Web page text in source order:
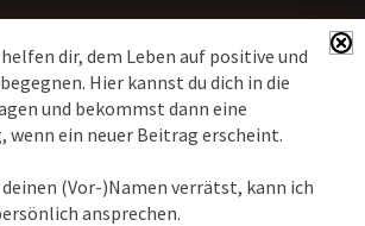
dir, dem Leben auf positive und
Hier kannst du dich in die
und bekommst dann eine
wenn ein neuer Beitrag erscheint.
(Vor-)Namen verrätst, kann ich
ansprechen.
Impulse, Meditation &